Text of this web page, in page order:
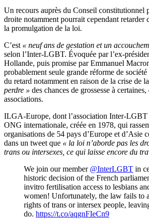
Un recours auprès du Conseil constitutionnel
droite notamment pourrait cependant retarder
la promulgation de la loi.
C’est « neuf ans de gestation et un
selon l’Inter-LGBT. Évoquée par l’ex-
Hollande, puis promise par Emmanuel
probablement seule grande réforme de
du retard notamment en raison de la crise de
perdre » des chances de grossesse à
associations.
ILGA-Europe, dont l’association Inter-LGBT
ONG internationale, créée en 1978, qui
organisations de 54 pays d’Europe et d’Asie
dans un tweet que « la loi n’aborde pas les
trans ou intersexes, ce qui laisse encore du
We join our member @InterLGBT in
historic decision of the French
invitro fertilisation access to lesbians
women! Unfortunately, the law fails to
rights of trans or intersex people,
do. https://t.co/aqgnFIeCn9